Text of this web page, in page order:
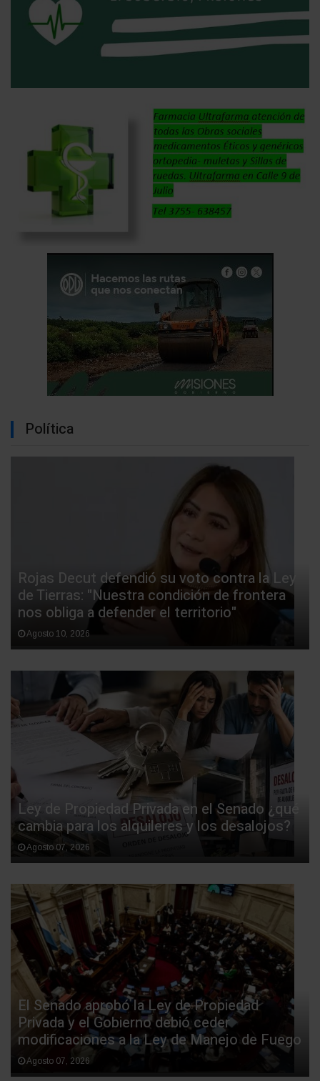
Política
Rojas Decut defendió su voto contra la Ley
de Tierras: "Nuestra condición de frontera
nos obliga a defender el territorio"
Agosto 10, 2026
Ley de Propiedad Privada en el Senado ¿qué
cambia para los alquileres y los desalojos?
Agosto 07, 2026
El Senado aprobó la Ley de Propiedad
Privada y el Gobierno debió ceder
modificaciones a la Ley de Manejo de Fuego
Agosto 07, 2026